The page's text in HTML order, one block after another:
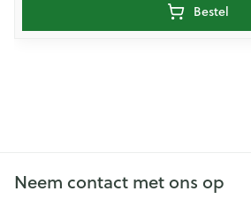
Bestel
Neem contact met ons op